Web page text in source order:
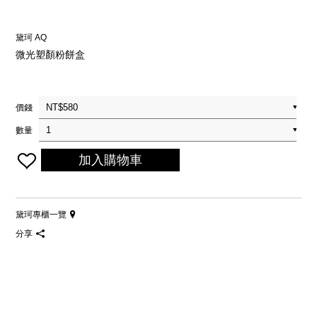
黛珂 AQ
微光塑顏粉餅盒
價錢
數量
加入購物車
黛珂專櫃一覽
分享